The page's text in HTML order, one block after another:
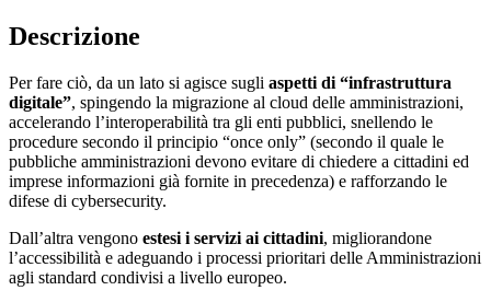
Descrizione
Per fare ciò, da un lato si agisce sugli aspetti di “infrastruttura
digitale”, spingendo la migrazione al cloud delle amministrazioni,
accelerando l’interoperabilità tra gli enti pubblici, snellendo le
procedure secondo il principio “once only” (secondo il quale le
pubbliche amministrazioni devono evitare di chiedere a cittadini ed
imprese informazioni già fornite in precedenza) e rafforzando le
difese di cybersecurity.
Dall’altra vengono estesi i servizi ai cittadini, migliorandone
l’accessibilità e adeguando i processi prioritari delle Amministrazioni
agli standard condivisi a livello europeo.